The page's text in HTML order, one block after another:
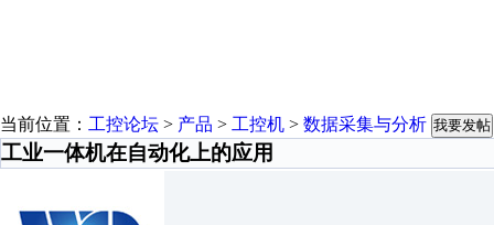
当前位置： 工控论坛 > 产品 > 工控机 > 数据采集与分析 我要发帖
工业一体机在自动化上的应用